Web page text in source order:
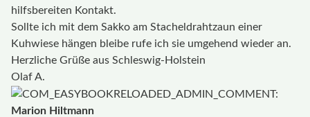
hilfsbereiten Kontakt.
Sollte ich mit dem Sakko am Stacheldrahtzaun einer
Kuhwiese hängen bleibe rufe ich sie umgehend wieder an.
Herzliche Grüße aus Schleswig-Holstein
Olaf A.
Marion Hiltmann